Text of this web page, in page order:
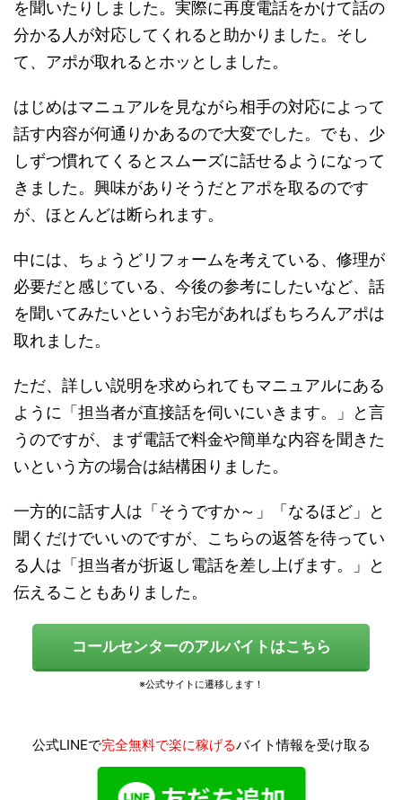
を聞いたりしました。実際に再度電話をかけて話の
分かる人が対応してくれると助かりました。そし
て、 アポが取れるとホッとしました。
はじめはマニュアルを見ながら相手の対応によって
話す内容が何通りかあるので大変でした。でも、少
しずつ慣れてくるとスムーズに話せるようになって
きました。興味がありそうだとアポを取るのです
が、ほとんどは断られます。
中には、ちょうどリフォームを考えている、修理が
必要だと感じている、今後の参考にしたいなど、話
を聞いてみたいというお宅があればもちろんアポは
取れました。
ただ、詳しい説明を求められてもマニュアルにある
ように「担当者が直接話を伺いにいきます。」と言
うのですが、
まず電話で料金や簡単な内容を聞きた
いという方の場合は結構困りました。
一方的に話す人は「そうですか～」「なるほど」と
聞くだけでいいのですが、こちらの返答を待ってい
る人は「担当者が折返し電話を差し上げます。」と
伝えることもありました。
コールセンターのアルバイトはこちら
公式LINEで完全無料で楽に稼げるバイト情報を受け取る